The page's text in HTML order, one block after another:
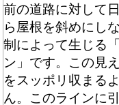
前の道路に対して
ら屋根を斜めにし
制によって生じる
ン」です。この見
をスッポリ収まる
ん。このラインに